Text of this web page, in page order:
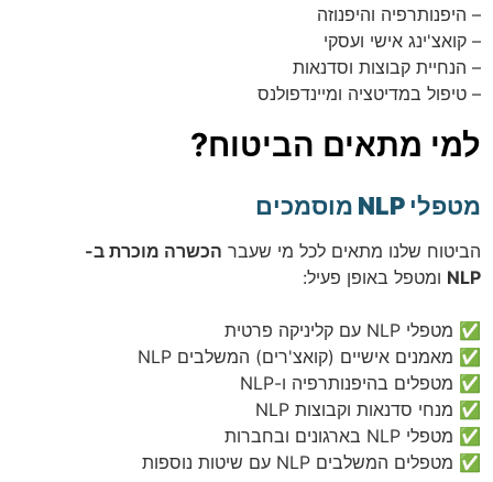
– היפנותרפיה והיפנוזה
– קואצ'ינג אישי ועסקי
– הנחיית קבוצות וסדנאות
– טיפול במדיטציה ומיינדפולנס
למי מתאים הביטוח?
מטפלי NLP מוסמכים
הביטוח שלנו מתאים לכל מי שעבר הכשרה מוכרת ב-
NLP ומטפל באופן פעיל:
✅ מטפלי NLP עם קליניקה פרטית
✅ מאמנים אישיים (קואצ'רים) המשלבים NLP
✅ מטפלים בהיפנותרפיה ו-NLP
✅ מנחי סדנאות וקבוצות NLP
✅ מטפלי NLP בארגונים ובחברות
✅ מטפלים המשלבים NLP עם שיטות נוספות